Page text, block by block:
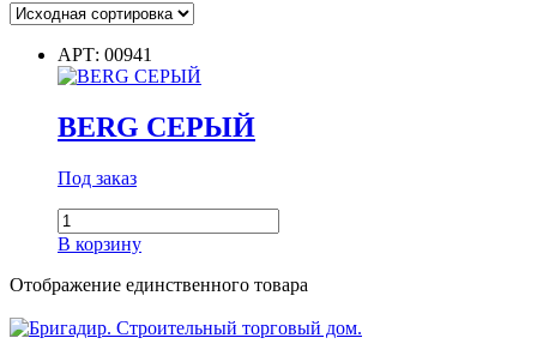
Цвет
Диаметр
Диаметр
Диаметр наружный
АРТ: 00941
BERG СЕРЫЙ
Под заказ
Количество
товара
BERG
СЕРЫЙ
В корзину
Отображение единственного товара